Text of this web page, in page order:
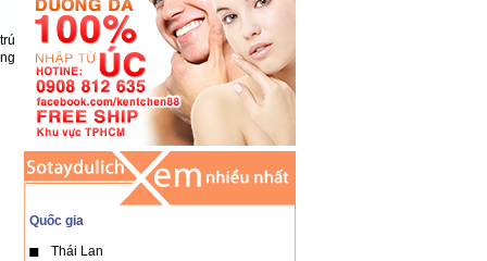
Quốc gia
Thái Lan